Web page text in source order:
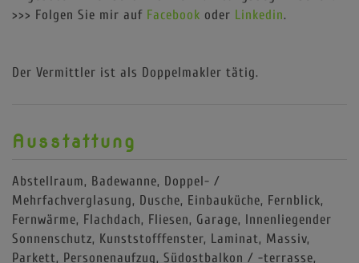
>>> Folgen Sie mir auf Facebook oder Linkedin.
Der Vermittler ist als Doppelmakler tätig.
Ausstattung
Abstellraum Badewanne Doppel- /
Mehrfachverglasung
Dusche Einbauküche Fernblick
Fernwärme Flachdach Fliesen Garage Innenliegender
Sonnenschutz Kunststofffenster Laminat
Massiv
Parkett
Personenaufzug Südostbalkon / -terrasse